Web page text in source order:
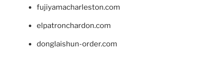
fujiyamacharleston.com
elpatronchardon.com
donglaishun-order.com